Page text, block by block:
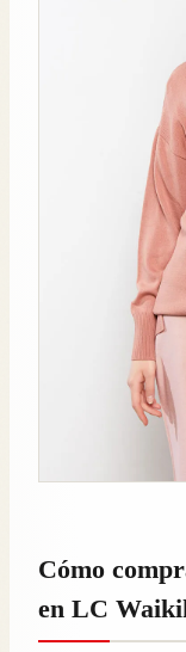
Cómo
en LC